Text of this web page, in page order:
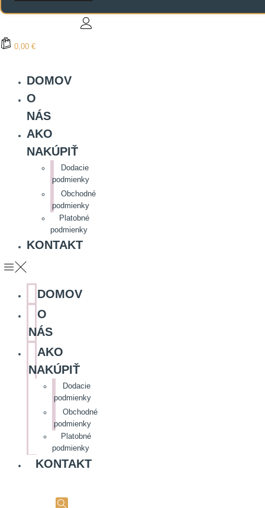
0,00 €
DOMOV
O
NÁS
AKO
NAKÚPIŤ
Dodacie
podmienky
Obchodné
podmienky
Platobné
podmienky
KONTAKT
DOMOV
O
NÁS
AKO
NAKÚPIŤ
Dodacie
podmienky
Obchodné
podmienky
Platobné
podmienky
KONTAKT